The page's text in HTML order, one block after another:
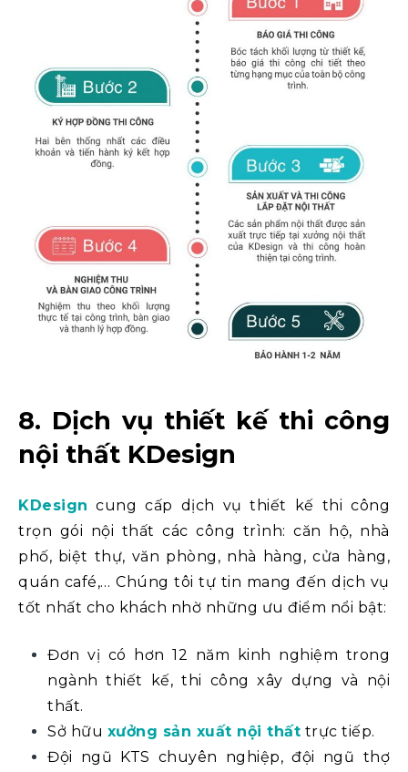
8. Dịch vụ thiết kế thi công
nội thất KDesign
KDesign cung cấp dịch vụ thiết kế thi công
trọn gói nội thất các công trình: căn hộ, nhà
phố, biệt thự, văn phòng, nhà hàng, cửa hàng,
quán café,… Chúng tôi tự tin mang đến dịch vụ
tốt nhất cho khách nhờ những ưu điểm nổi bật:
Đơn vị có hơn 12 năm kinh nghiệm trong
ngành thiết kế, thi công xây dựng và nội
thất.
Sở hữu xưởng sản xuất nội thất trực tiếp.
Đội ngũ KTS chuyên nghiệp, đội ngũ thợ